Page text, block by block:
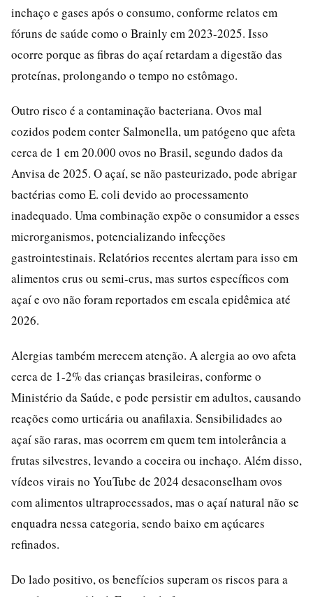
inchaço e gases após o consumo, conforme relatos em
fóruns de saúde como o Brainly em 2023-2025. Isso
ocorre porque as fibras do açaí retardam a digestão das
proteínas, prolongando o tempo no estômago.
Outro risco é a contaminação bacteriana. Ovos mal
cozidos podem conter Salmonella, um patógeno que afeta
cerca de 1 em 20.000 ovos no Brasil, segundo dados da
Anvisa de 2025. O açaí, se não pasteurizado, pode abrigar
bactérias como E. coli devido ao processamento
inadequado. Uma combinação expõe o consumidor a esses
microrganismos, potencializando infecções
gastrointestinais. Relatórios recentes alertam para isso em
alimentos crus ou semi-crus, mas surtos específicos com
açaí e ovo não foram reportados em escala epidêmica até
2026.
Alergias também merecem atenção. A alergia ao ovo afeta
cerca de 1-2% das crianças brasileiras, conforme o
Ministério da Saúde, e pode persistir em adultos, causando
reações como urticária ou anafilaxia. Sensibilidades ao
açaí são raras, mas ocorrem em quem tem intolerância a
frutas silvestres, levando a coceira ou inchaço. Além disso,
vídeos virais no YouTube de 2024 desaconselham ovos
com alimentos ultraprocessados, mas o açaí natural não se
enquadra nessa categoria, sendo baixo em açúcares
refinados.
Do lado positivo, os benefícios superam os riscos para a